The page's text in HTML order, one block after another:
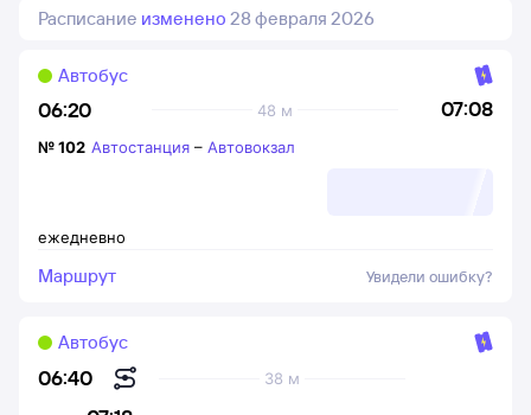
Расписание изменено 28 февраля 2026
06:20 07:08
48 м
Автобус
ежедневно
№102 Автостанция – Автовокзал
Маршрут Увидели ошибку?
06:40
38 м
Автобус